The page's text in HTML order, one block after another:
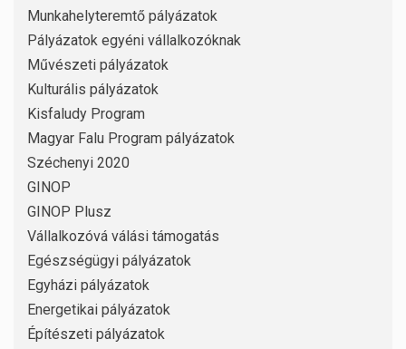
Munkahelyteremtő pályázatok
Pályázatok egyéni vállalkozóknak
Művészeti pályázatok
Kulturális pályázatok
Kisfaludy Program
Magyar Falu Program pályázatok
Széchenyi 2020
GINOP
GINOP Plusz
Vállalkozóvá válási támogatás
Egészségügyi pályázatok
Egyházi pályázatok
Energetikai pályázatok
Építészeti pályázatok